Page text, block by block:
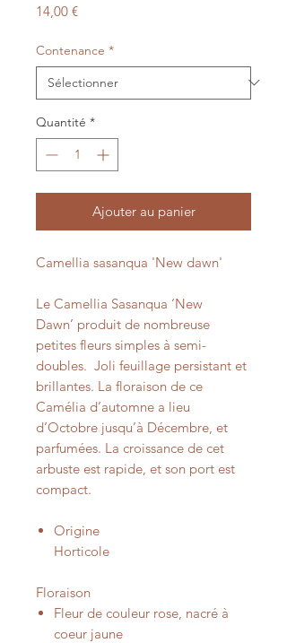
14,00 €Prix
Contenance *
Quantité *
Ajouter au panier
Camellia sasanqua 'New dawn'
Le Camellia Sasanqua ‘New
Dawn’ produit de nombreuse
petites fleurs simples à semi-
doubles. Joli feuillage persistant et
brillantes. La floraison de ce
Camélia d’automne a lieu
d’Octobre jusqu’à Décembre, et
parfumées. La croissance de cet
arbuste est rapide, et son port est
compact.
Origine
Horticole
Floraison
Fleur de couleur rose, nacré à
coeur jaune